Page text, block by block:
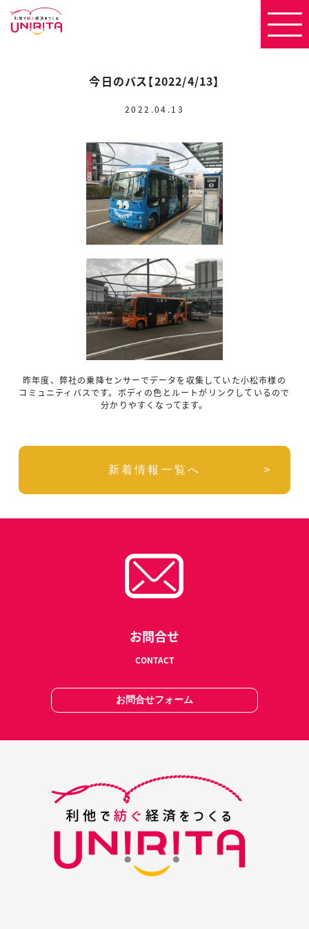
今日のバス【2022/4/13】
2022.04.13
昨年度、弊社の乗降センサーでデータを収集していた小松市様の
コミュニティバスです。ボディの色とルートがリンクしているので
分かりやすくなってます。
新着情報一覧へ
お問合せ
CONTACT
お問合せフォーム